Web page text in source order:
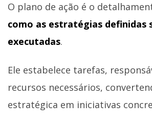
O plano de ação é o
como as estratégias definidas
executadas.
Ele estabelece tarefas,
recursos necessários,
estratégica em iniciativas